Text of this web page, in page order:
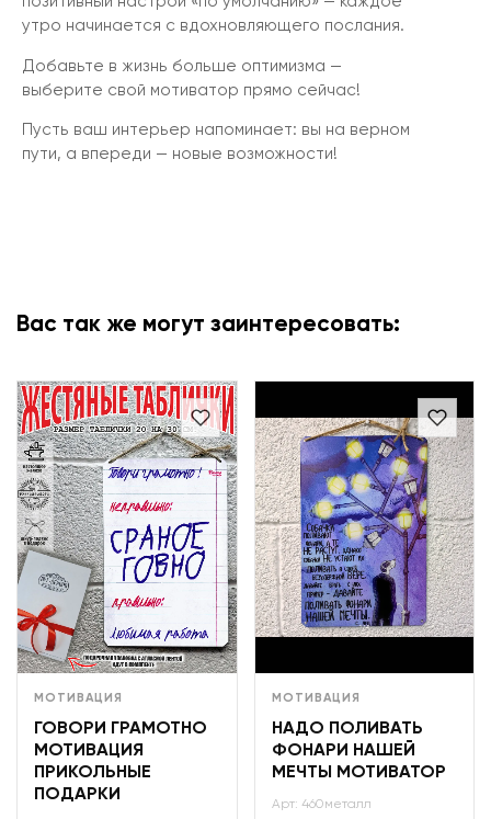
утро начинается с вдохновляющего послания.
Добавьте в жизнь больше оптимизма —
выберите свой мотиватор прямо сейчас!
Пусть ваш интерьер напоминает: вы на верном
пути, а впереди — новые возможности!
Вас так же могут заинтересовать:
МОТИВАЦИЯ
ГОВОРИ ГРАМОТНО
МОТИВАЦИЯ
ПРИКОЛЬНЫЕ
ПОДАРКИ
МОТИВАЦИЯ
НАДО ПОЛИВАТЬ
ФОНАРИ НАШЕЙ
МЕЧТЫ МОТИВАТОР
Арт: 460металл